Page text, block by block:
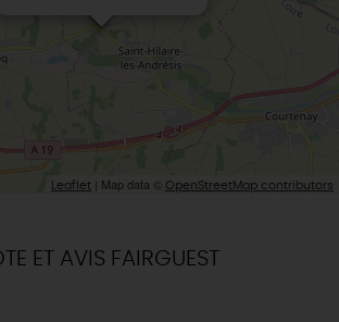
Leaflet | Map data © OpenStreetMap contributors
ET AVIS FAIRGUEST